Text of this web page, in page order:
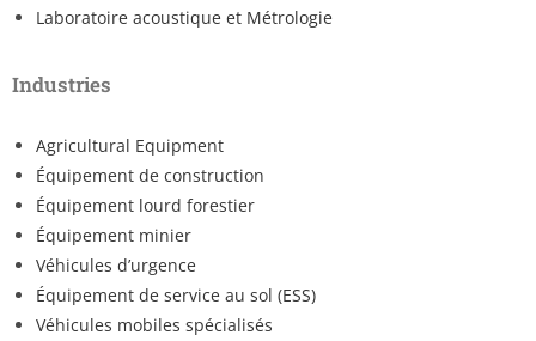
Laboratoire acoustique et Métrologie
Industries
Agricultural Equipment
Équipement de construction
Équipement lourd forestier
Équipement minier
Véhicules d’urgence
Équipement de service au sol (ESS)
Véhicules mobiles spécialisés